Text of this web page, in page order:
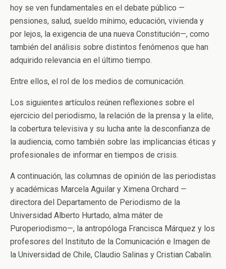
hoy se ven fundamentales en el debate público —
pensiones, salud, sueldo mínimo, educación, vivienda y
por lejos, la exigencia de una nueva Constitución—, como
también del análisis sobre distintos fenómenos que han
adquirido relevancia en el último tiempo.
Entre ellos, el rol de los medios de comunicación.
Los siguientes artículos reúnen reflexiones sobre el
ejercicio del periodismo, la relación de la prensa y la elite,
la cobertura televisiva y su lucha ante la desconfianza de
la audiencia, como también sobre las implicancias éticas y
profesionales de informar en tiempos de crisis.
A continuación, las columnas de opinión de las periodistas
y académicas Marcela Aguilar y Ximena Orchard —
directora del Departamento de Periodismo de la
Universidad Alberto Hurtado, alma máter de
Puroperiodismo—, la antropóloga Francisca Márquez y los
profesores del Instituto de la Comunicación e Imagen de
la Universidad de Chile, Claudio Salinas y Cristian Cabalin.